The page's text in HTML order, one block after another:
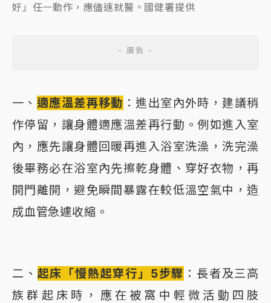
好」任一動作，應儘速就醫。國健署提供
一、 適應溫差再移動 ：進出室內外時，建議稍
作停留，讓身體適應溫差再行動。例如進入室
內，應先讓身體回暖再進入浴室洗澡，洗完澡
後畢務必在浴室內先擦乾身體、穿好衣物，再
開門離開，避免瞬間暴露在較低溫空氣中，造
成血管急遽收縮。
二、 起床「慢熱起穿行」5步驟 ：長者及三高
族群起床時，應在被窩中輕微活動四肢